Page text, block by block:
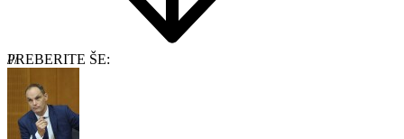
PREBERITE ŠE: